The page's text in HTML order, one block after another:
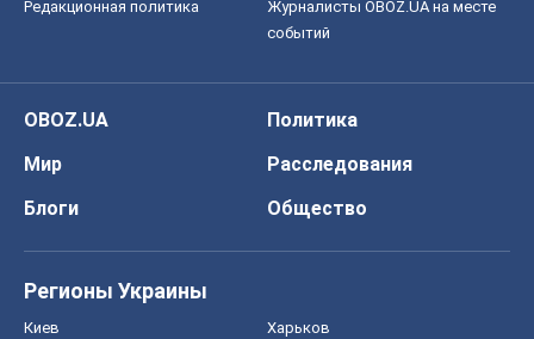
Редакционная политика
Журналисты OBOZ.UA на месте
событий
OBOZ.UA
Политика
Мир
Расследования
Блоги
Общество
Регионы Украины
Киев Харьков